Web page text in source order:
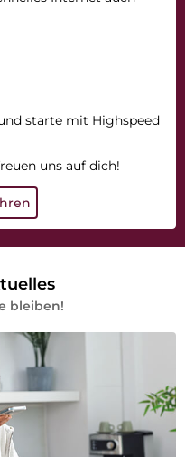
starte mit Highspeed
uns auf dich!
bleiben!